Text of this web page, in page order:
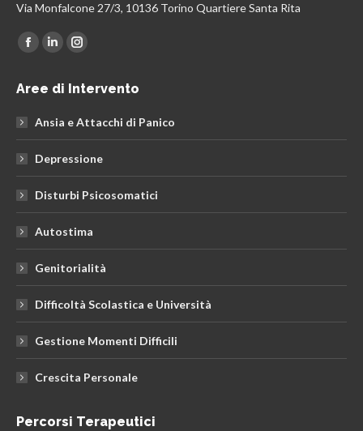
Via Monfalcone 27/3, 10136 Torino Quartiere Santa Rita
Find us on:
Facebook
opens
in
window
Linkedin
opens
window
Instagram
opens
window
Aree di Intervento
Ansia e Attacchi di Panico
Depressione
Disturbi Psicosomatici
Autostima
Genitorialità
Difficoltà Scolastica e Università
Gestione Momenti Difficili
Crescita Personale
Percorsi Terapeutici